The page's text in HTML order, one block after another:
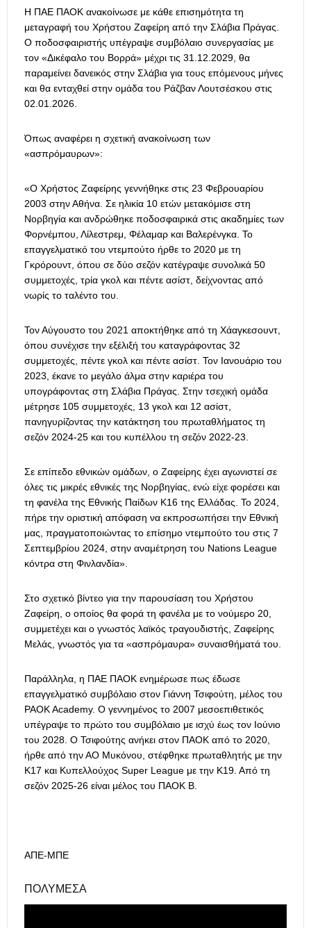
Η ΠΑΕ ΠΑΟΚ ανακοίνωσε με κάθε επισημότητα τη
μεταγραφή του Χρήστου Ζαφείρη από την Σλάβια Πράγας.
Ο ποδοσφαιριστής υπέγραψε συμβόλαιο συνεργασίας με
τον «Δικέφαλο του Βορρά» μέχρι τις 31.12.2029, θα
παραμείνει δανεικός στην Σλάβια για τους επόμενους μήνες
και θα ενταχθεί στην ομάδα του Ράζβαν Λουτσέσκου στις
02.01.2026.
Όπως αναφέρει η σχετική ανακοίνωση των
«ασπρόμαυρων»:
«Ο Χρήστος Ζαφείρης γεννήθηκε στις 23 Φεβρουαρίου
2003 στην Αθήνα. Σε ηλικία 10 ετών μετακόμισε στη
Νορβηγία και ανδρώθηκε ποδοσφαιρικά στις ακαδημίες των
Φορνέμπου, Λίλεστρεμ, Φέλαμαρ και Βαλερένγκα. Το
επαγγελματικό του ντεμπούτο ήρθε το 2020 με τη
Γκρόρουντ, όπου σε δύο σεζόν κατέγραψε συνολικά 50
συμμετοχές, τρία γκολ και πέντε ασίστ, δείχνοντας από
νωρίς το ταλέντο του.
Τον Αύγουστο του 2021 αποκτήθηκε από τη Χάαγκεσουντ,
όπου συνέχισε την εξέλιξή του καταγράφοντας 32
συμμετοχές, πέντε γκολ και πέντε ασίστ. Τον Ιανουάριο του
2023, έκανε το μεγάλο άλμα στην καριέρα του
υπογράφοντας στη Σλάβια Πράγας. Στην τσεχική ομάδα
μέτρησε 105 συμμετοχές, 13 γκολ και 12 ασίστ,
πανηγυρίζοντας την κατάκτηση του πρωταθλήματος τη
σεζόν 2024-25 και του κυπέλλου τη σεζόν 2022-23.
Σε επίπεδο εθνικών ομάδων, ο Ζαφείρης έχει αγωνιστεί σε
όλες τις μικρές εθνικές της Νορβηγίας, ενώ είχε φορέσει και
τη φανέλα της Εθνικής Παίδων Κ16 της Ελλάδας. Το 2024,
πήρε την οριστική απόφαση να εκπροσωπήσει την Εθνική
μας, πραγματοποιώντας το επίσημο ντεμπούτο του στις 7
Σεπτεμβρίου 2024, στην αναμέτρηση του Nations League
κόντρα στη Φινλανδία».
Στο σχετικό βίντεο για την παρουσίαση του Χρήστου
Ζαφείρη, ο οποίος θα φορά τη φανέλα με το νούμερο 20,
συμμετέχει και ο γνωστός λαϊκός τραγουδιστής, Ζαφείρης
Μελάς, γνωστός για τα «ασπρόμαυρα» συναισθήματά του.
Παράλληλα, η ΠΑΕ ΠΑΟΚ ενημέρωσε πως έδωσε
επαγγελματικό συμβόλαιο στον Γιάννη Τσιφούτη, μέλος του
PAOK Academy. O γεννημένος το 2007 μεσοεπιθετικός
υπέγραψε το πρώτο του συμβόλαιο με ισχύ έως τον Ιούνιο
του 2028. Ο Τσιφούτης ανήκει στον ΠΑΟΚ από το 2020,
ήρθε από την ΑΟ Μυκόνου, στέφθηκε πρωταθλητής με την
Κ17 και Κυπελλούχος Super League με την Κ19. Από τη
σεζόν 2025-26 είναι μέλος του ΠΑΟΚ Β.
ΑΠΕ-ΜΠΕ
ΠΟΛΥΜΈΣΑ